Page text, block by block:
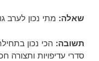
שאלה: מתי נכון לערב
תשובה: הכי נכון
סדרי עדיפויות ותצורה